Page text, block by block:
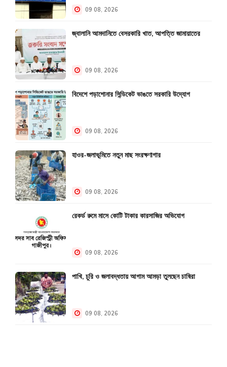
09 08, 2026
জ্বালানি আমদানিতে বেসরকারি খাত, আপত্তি জামায়াতের
09 08, 2026
বিদেশে পড়াশোনার সিন্ডিকেট ভাঙতে সরকারি উদ্যোগ
09 08, 2026
হাওর-জলাভূমিতে নতুন মাছ সংরক্ষণাগার
09 08, 2026
রেকর্ড রুমে মাসে কোটি টাকার কারসাজির অভিযোগ
09 08, 2026
পাখি, চুরি ও জলাবদ্ধতায় আগাম আমড়া তুলছেন চাষিরা
09 08, 2026